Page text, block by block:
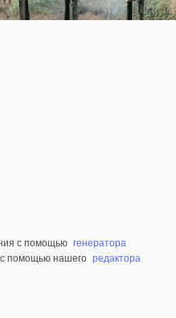
с помощью генератора
с помощью нашего редактора